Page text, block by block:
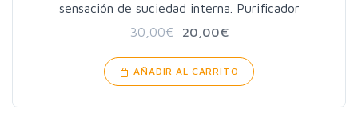
sensación de suciedad interna. Purificador
30,00€ 20,00€
AÑADIR AL CARRITO